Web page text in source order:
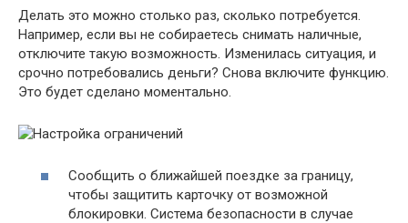
Делать это можно столько раз, сколько потребуется.
Например, если вы не собираетесь снимать наличные,
отключите такую возможность. Изменилась ситуация, и
срочно потребовались деньги? Снова включите функцию.
Это будет сделано моментально.
Сообщить о ближайшей поездке за границу,
чтобы защитить карточку от возможной
блокировки. Система безопасности в случае